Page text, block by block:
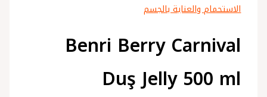
الاستحمام والعناية بالجسم
Benri Berry Carnival
Duş Jelly 500 ml